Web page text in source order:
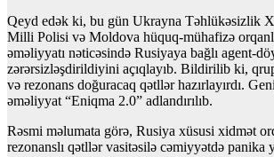
Qeyd edək ki, bu gün Ukrayna Təhlükəsizlik
Milli Polisi və Moldova hüquq-mühafizə
əməliyyatı nəticəsində Rusiyaya bağlı agent-
zərərsizləşdirildiyini açıqlayıb. Bildirilib ki,
və rezonans doğuracaq qətllər hazırlayırdı.
əməliyyat “Eniqma 2.0” adlandırılıb.
Rəsmi məlumata görə, Rusiya xüsusi xidmət
rezonanslı qətllər vasitəsilə cəmiyyətdə panika